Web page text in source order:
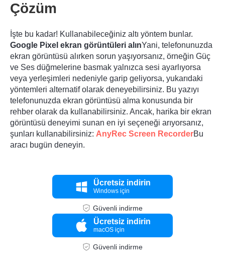
Aşama 1.
Çözüm
İşte bu kadar! Kullanabileceğiniz altı yöntem bunlar.
Google Pixel ekran görüntüleri alınYani, telefonunuzda
ekran görüntüsü alırken sorun yaşıyorsanız, örneğin Güç
ve Ses düğmelerine basmak yalnızca sesi ayarlıyorsa
veya yerleşimleri nedeniyle garip geliyorsa, yukarıdaki
yöntemleri alternatif olarak deneyebilirsiniz. Bu yazıyı
telefonunuzda ekran görüntüsü alma konusunda bir
rehber olarak da kullanabilirsiniz. Ancak, harika bir ekran
görüntüsü deneyimi sunan en iyi seçeneği arıyorsanız,
şunları kullanabilirsiniz: AnyRec Screen RecorderBu
aracı bugün deneyin.
Ücretsiz indirin
Windows için
Güvenli indirme
Ücretsiz indirin
macOS için
Güvenli indirme